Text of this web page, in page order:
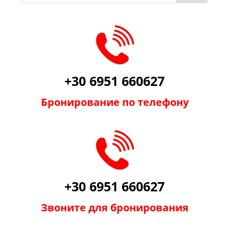
+30 6951 660627
Бронирование по телефону
+30 6951 660627
Звоните для бронирования